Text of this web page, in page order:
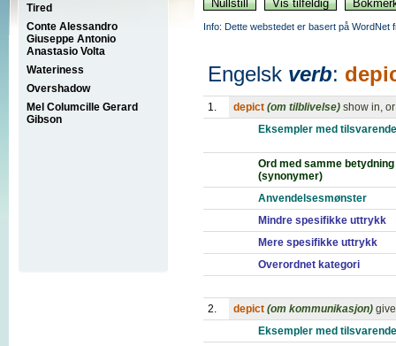
Tired
Conte Alessandro
Giuseppe Antonio
Anastasio Volta
Wateriness
Overshadow
Mel Columcille Gerard
Gibson
Info: Dette webstedet er basert på WordNet
Engelsk verb:
1. depict (om tilblivelse) show in,
Eksempler med
Ord med samme betydning
(synonymer)
Anvendelsesmønster
Mindre spesifikke uttrykk
Mere spesifikke uttrykk
Overordnet kategori
2. depict (om kommunikasjon)
Eksempler med